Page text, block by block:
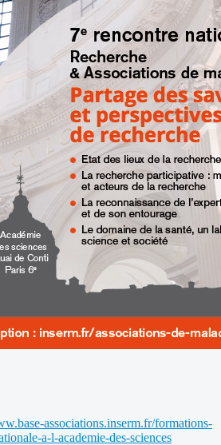
associations.inserm.fr/formations-
a-l-academie-des-sciences